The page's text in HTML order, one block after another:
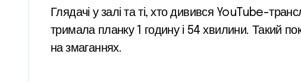
Глядачі у залі та ті, хто дивився YouTube-
тримала планку 1 годину і 54 хвилини. Такий
на змаганнях.